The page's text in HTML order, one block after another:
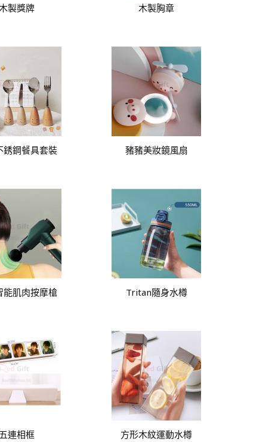
木製獎牌 木製胸章
銹鋼餐具套裝 豬豬美妝鏡風扇
能肌肉按摩槍 Tritan隨身水樽
五連相框 方形木紋運動水樽